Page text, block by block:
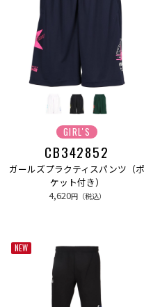
GIRL'S
CB342852
ガールズプラクティスパンツ（ポ
ケット付き）
4,620円（税込）
NEW